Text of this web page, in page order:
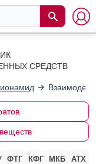
СРЕДСТВ
ФТГ КФГ МКБ АТХ